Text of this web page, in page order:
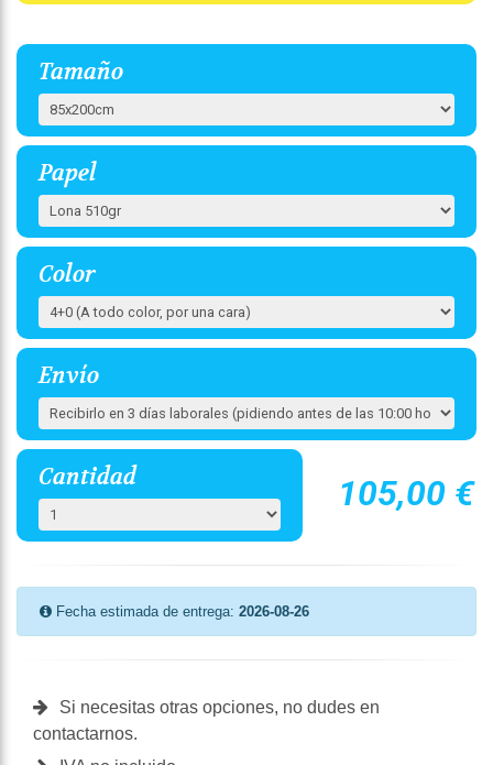
Tamaño
Papel
Color
Envío
Cantidad 105,00 €
Fecha estimada de entrega: 2026-08-26
Si necesitas otras opciones, no dudes en
contactarnos.